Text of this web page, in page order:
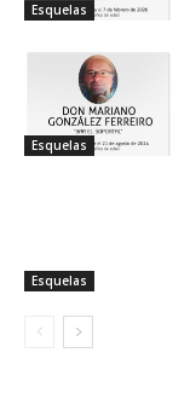
Esquelas
Esquelas
Esquelas